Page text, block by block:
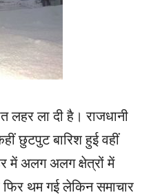
ला दी है। राजधानी
छुटपुट बारिश हुई वहीं
में अलग अलग क्षेत्रों में
थम गई लेकिन समाचार